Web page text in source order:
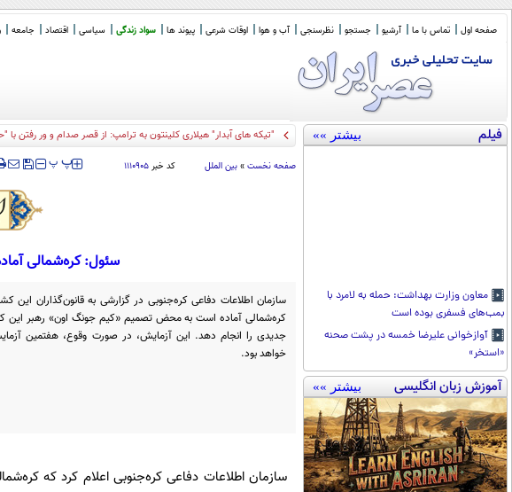
صفحه اول تماس با ما آرشیو جستجو نظرسنجی آب و هوا اوقات شرعی پیوند ها سواد زندگی سیاسی اقتصاد جامعه
فیلم بیشتر »»
معاون وزارت بهداشت: حمله به لامرد با
بمب‌های فسفری بوده است
آوازخوانی علیرضا خمسه در پشت صحنه
«استخر»
آموزش زبان انگلیسی بیشتر »»
"تیکه های آبدار" هیلاری کلینتون به ترامپ: از قصر صدام و ور رفتن
صفحه نخست » بین الملل کد خبر۱۱۱۰۹۰۵ ‍‍‍ پپ
سئول: کره‌شمالی
سازمان اطلاعات دفاعی کره‌جنوبی در گزارشی به قانون‌گذاران این
کره‌شمالی آماده است به محض تصمیم «کیم جونگ اون» رهبر این
جدیدی را انجام دهد. این آزمایش، در صورت وقوع، هفتمین
خواهد بود.
سازمان اطلاعات دفاعی کره‌جنوبی اعلام کرد که